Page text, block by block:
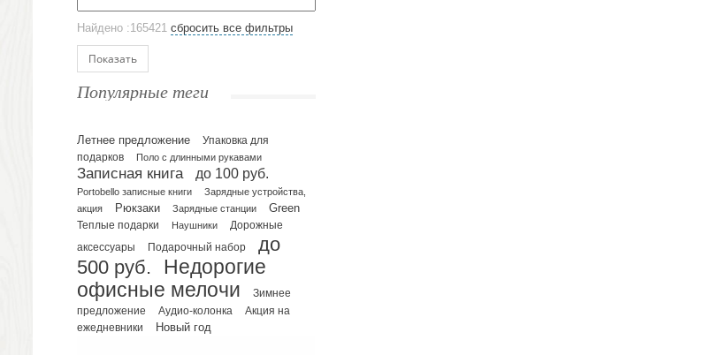
Аксессуары
Ежедневники и блокноты
Датированные ежедневники
Планинги и телефонные книжки
Планинги датированные
Планинги недатированные
Телефонные книжки
Еженедельники
Органайзер на ежедневник
Сумки и Рюкзаки
Сумки для планшетов и ноутбуков
Рюкзаки
Конференц-сумки
Найдено :165421 сбросить все фильтры
Показать
Популярные теги
Летнее предложение
Упаковка для
подарков
Поло с длинными рукавами
Записная книга до 100 руб.
Portobello записные книги
Зарядные устройства,
акция
Рюкзаки Зарядные станции Green
Теплые подарки Наушники Дорожные
аксессуары Подарочный набор
до
500 руб.
Недорогие
офисные мелочи
Зимнее
предложение
Аудио-колонка
Акция на
ежедневники
Новый год